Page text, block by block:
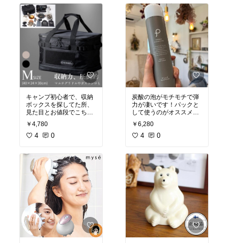
キャンプ初心者で、収納
ボックスを探してた所、
見た目とお値段でこちら
に決めました。
しっかりしてますし、サ
イズも調度良さそうで
いです。
￥4,780
4 0
炭酸の泡がモチモチで弾
力が凄いです！パックと
して使うのがオススメで
す♡#オリジナル写真
ってよかった
美肌
#つや肌
￥6,280
4 0